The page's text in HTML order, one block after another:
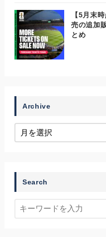
【5月末
売の追加
とめ
Archive
Search